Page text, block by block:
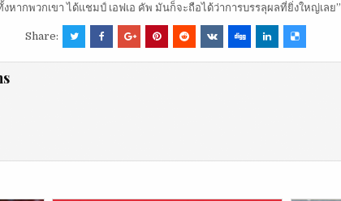
หากพวกเขา ได้แชมป์ เอฟเอ คัพ มันก็จะถือได้ว่าการบรรลุผลที่ยิ่งใหญ่เลย”
Share: